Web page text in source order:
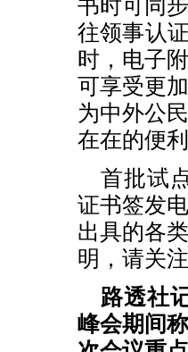
书时可同
往领事认
时，电子
可享受更
为中外公
在在的便利
首批试
证书签发
出具的各
明，请关
路透社
峰会期间